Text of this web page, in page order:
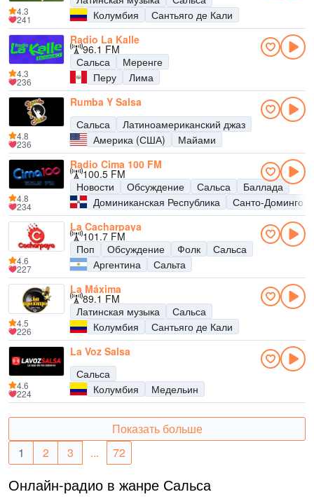
Колумбия
Сантьяго де Кали
4.3
241
Radio La Kalle
96.1 FM
Сальса
Меренге
Перу
Лима
4.3
236
Rumba Y Salsa
Сальса
Латиноамериканский джаз
Америка (США)
Майами
4.8
236
Radio Cima 100 FM
100.5 FM
Новости
Обсуждение Сальса
Баллада
Доминиканская Республика
Санто-Доминго
4.8
234
La Cacharpaya
101.7 FM
Поп
Обсуждение Фолк
Сальса
Аргентина
Сальта
4.6
227
La Máxima
89.1 FM
Латинская музыка
Сальса
Колумбия
Сантьяго де Кали
4.5
226
La Voz Salsa
Сальса
Колумбия
Медельин
4.6
224
Показать больше
1
2 3 ... 72
Онлайн-радио в жанре Сальса